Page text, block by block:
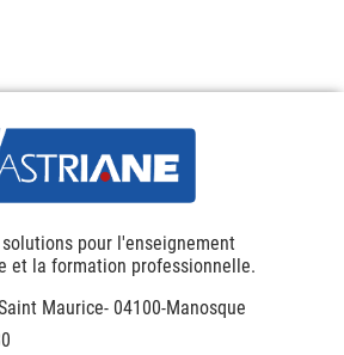
pour l'enseignement
et la formation professionnelle.
Maurice- 04100-Manosque